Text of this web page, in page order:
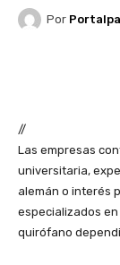
Por
//
Las empresas
universitaria,
alemán o interés
especializados
quirófano